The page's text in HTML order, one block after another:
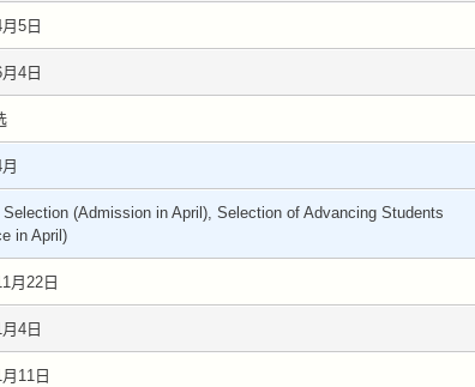
5日
4日
Selection (Admission in April), Selection of Advancing Students
in April)
月22日
4日
11日